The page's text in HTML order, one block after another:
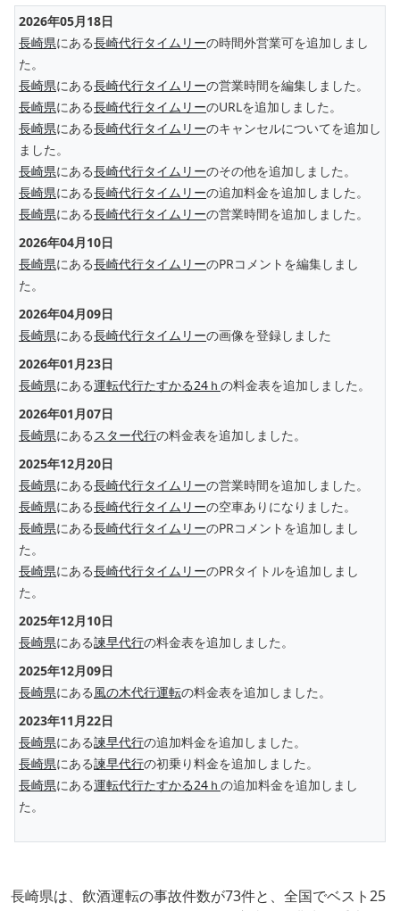
2026年05月18日
長崎県にある長崎代行タイムリーの時間外営業可を追加しまし
た。
長崎県にある長崎代行タイムリーの営業時間を編集しました。
長崎県にある長崎代行タイムリーのURLを追加しました。
長崎県にある長崎代行タイムリーのキャンセルについてを追加し
ました。
長崎県にある長崎代行タイムリーのその他を追加しました。
長崎県にある長崎代行タイムリーの追加料金を追加しました。
長崎県にある長崎代行タイムリーの営業時間を追加しました。
2026年04月10日
長崎県にある長崎代行タイムリーのPRコメントを編集しまし
た。
2026年04月09日
長崎県にある長崎代行タイムリーの画像を登録しました
2026年01月23日
長崎県にある運転代行たすかる24ｈ の料金表を追加しました。
2026年01月07日
長崎県にある スター代行の料金表を追加しました。
2025年12月20日
長崎県にある長崎代行タイムリーの営業時間を追加しました。
長崎県にある長崎代行タイムリーの空車ありになりました。
長崎県にある長崎代行タイムリーのPRコメントを追加しまし
た。
長崎県にある長崎代行タイムリーのPRタイトルを追加しまし
た。
2025年12月10日
長崎県にある諫早代行の料金表を追加しました。
2025年12月09日
長崎県にある 風の木代行運転の料金表を追加しました。
2023年11月22日
長崎県にある諫早代行の追加料金を追加しました。
長崎県にある諫早代行の初乗り料金を追加しました。
長崎県にある運転代行たすかる24ｈ の追加料金を追加しまし
た。
長崎県は、飲酒運転の事故件数が73件と、全国でベスト25